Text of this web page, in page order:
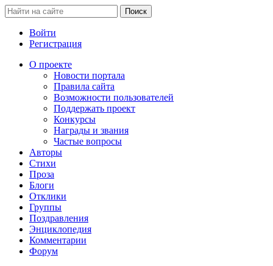
Войти
Регистрация
О проекте
Новости портала
Правила сайта
Возможности пользователей
Поддержать проект
Конкурсы
Награды и звания
Частые вопросы
Авторы
Стихи
Проза
Блоги
Отклики
Группы
Поздравления
Энциклопедия
Комментарии
Форум